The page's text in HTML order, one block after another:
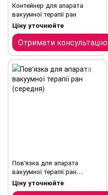
Контейнер для апарата
вакуумної терапії ран
Ціну уточнюйте
Отримати консультацію
Пов'язка для апарата
вакуумної терапії ран
(середня)
Ціну уточнюйте